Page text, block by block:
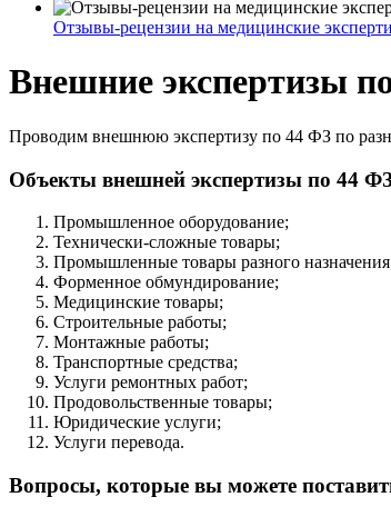
Отзывы-рецензии на медицинские
Внешние экспертизы
Проводим внешнюю экспертизу по 44 ФЗ по
Объекты внешней экспертизы по 44
Промышленное оборудование;
Технически-сложные товары;
Промышленные товары разного
Форменное обмундирование;
Медицинские товары;
Строительные работы;
Монтажные работы;
Транспортные средства;
Услуги ремонтных работ;
Продовольственные товары;
Юридические услуги;
Услуги перевода.
Вопросы, которые вы можете